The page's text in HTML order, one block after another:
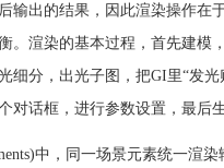
输出的结果，因此渲染操作在
。渲染的基本过程，首先建模
细分，出光子图，把GI里“发
对话框，进行参数设置，最后
中，同一场景元素统一渲